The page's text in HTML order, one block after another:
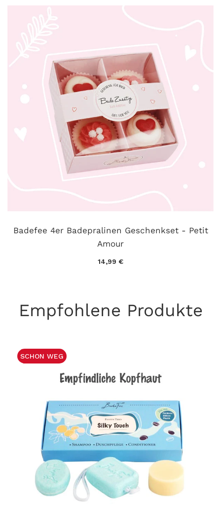
Badefee 4er Badepralinen Geschenkset - Petit
Amour
14,99 €
Empfohlene Produkte
SCHON WEG